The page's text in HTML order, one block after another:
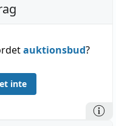
auktionsbud?
inte